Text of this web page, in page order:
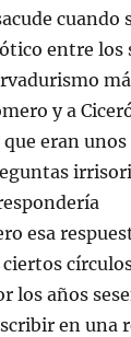
cuando
entre los
y a
eran unos
esa
los años
en una